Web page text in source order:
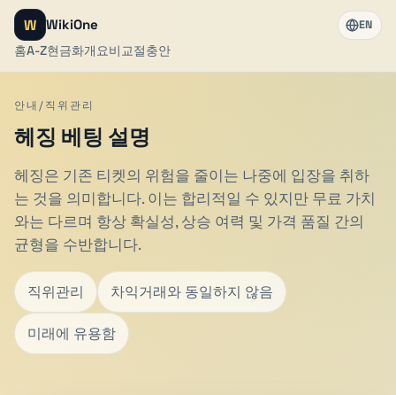
W WikiOne
홈A-Z현금화개요비교절충안
EN
안내/직위관리
헤징 베팅 설명
헤징은 기존 티켓의 위험을 줄이는 나중에 입장을 취하
는 것을 의미합니다. 이는 합리적일 수 있지만 무료 가치
와는 다르며 항상 확실성, 상승 여력 및 가격 품질 간의
균형을 수반합니다.
직위관리 차익거래와 동일하지 않음
미래에 유용함